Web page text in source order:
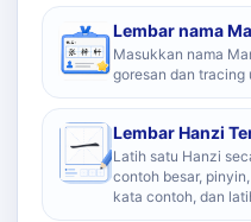
Lembar nama
Masukkan nama
goresan dan tracing
Lembar Hanzi
Latih satu Hanzi
contoh besar,
kata contoh, dan